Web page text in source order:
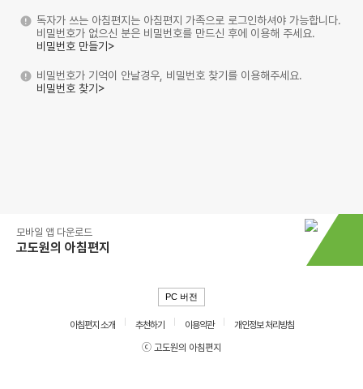
독자가 쓰는 아침편지는 아침편지 가족으로 로그인하셔야 가능합니다.
비밀번호가 없으신 분은 비밀번호를 만드신 후에 이용해 주세요.
비밀번호 만들기>
비밀번호가 기억이 안날경우, 비밀번호 찾기를 이용해주세요.
비밀번호 찾기>
모바일 앱 다운로드
고도원의 아침편지
PC 버전
아침편지 소개 추천하기 이용약관
개인정보 처리방침
ⓒ 고도원의 아침편지